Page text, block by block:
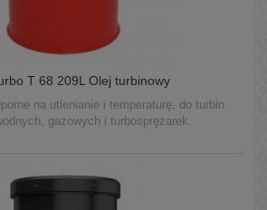
T 68 209L Olej turbinowy
na utlenianie i temperaturę, do turbin
gazowych i turbosprężarek.